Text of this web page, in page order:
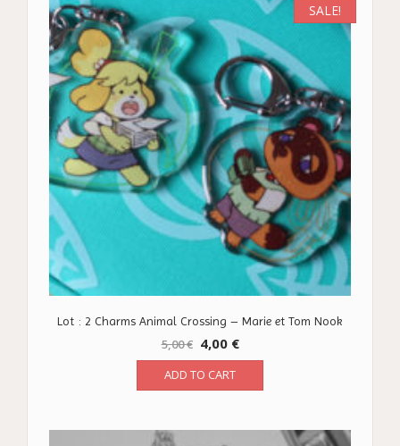
SALE!
Lot : 2 Charms Animal Crossing – Marie et Tom Nook
5,00€ 4,00 €
ADD TO CART